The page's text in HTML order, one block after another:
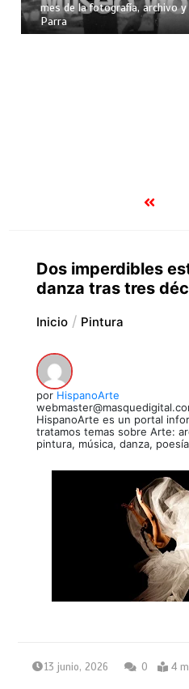
mes de la fotografía, archivo
Parra
Dos imperdibles
danza tras tres
Inicio Pintura
por HispanoArte
HispanoArte es un portal
tratamos temas sobre Arte:
pintura, música, danza,
13 junio, 2026 0 4